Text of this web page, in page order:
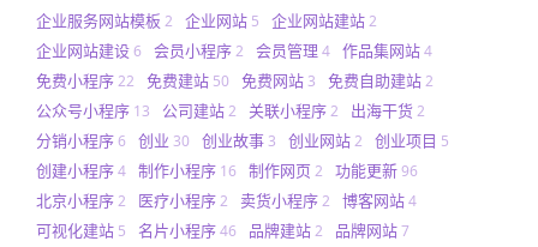
企业服务网站模板 2 企业网站 5 企业网站建站2
企业网站建设6 会员小程序2 会员管理 4 作品集网站4
免费小程序22 免费建站 50 免费网站 3 免费自助建站2
公众号小程序 13 公司建站2 关联小程序2 出海干货2
分销小程序6 创业 30 创业故事 3 创业网站2 创业项目 5
创建小程序4 制作小程序 16 制作网页 2 功能更新96
北京小程序2 医疗小程序2 卖货小程序2 博客网站4
可视化建站 5 名片小程序46 品牌建站2 品牌网站7